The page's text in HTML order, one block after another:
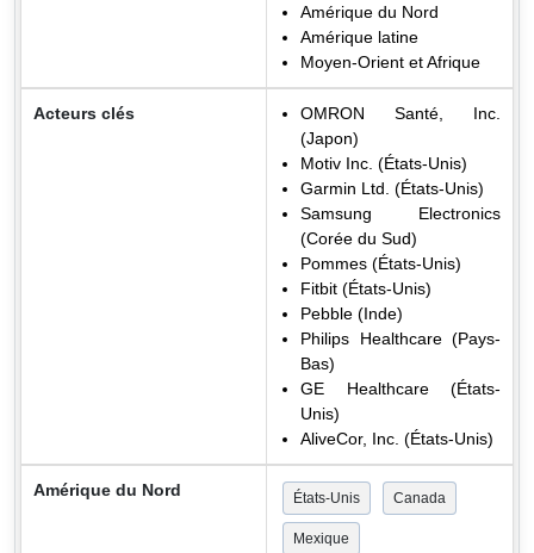
Amérique du Nord
Amérique latine
Moyen-Orient et Afrique
Acteurs clés
OMRON Santé, Inc.
(Japon)
Motiv Inc. (États-Unis)
Garmin Ltd. (États-Unis)
Samsung Electronics
(Corée du Sud)
Pommes (États-Unis)
Fitbit (États-Unis)
Pebble (Inde)
Philips Healthcare (Pays-
Bas)
GE Healthcare (États-
Unis)
AliveCor, Inc. (États-Unis)
Amérique du Nord États-Unis Canada
Mexique